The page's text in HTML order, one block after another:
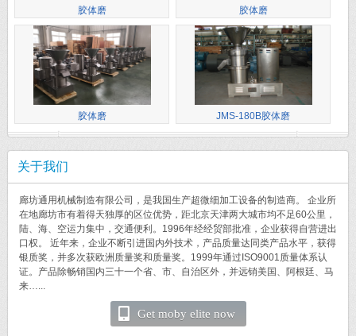
胶体磨 胶体磨
胶体磨 JMS-180B胶体磨
关于我们
廊坊通用机械制造有限公司，是我国生产超微细加工设备的制造商。 企业所
在地廊坊市有着得天独厚的区位优势，距北京天津两大城市均不足60公里，
陆、海、空运力集中，交通便利。1996年经经贸部批准，企业获得自营进出
口权。 近年来，企业不断引进国内外技术，产品质量达同类产品水平，获得
银质奖，并多次获欧洲质量奖和质量奖。1999年通过ISO9001质量体系认
证。产品除畅销国内三十一个省、市、自治区外，并远销美国、阿根廷、马
来…...
Get moby elite now